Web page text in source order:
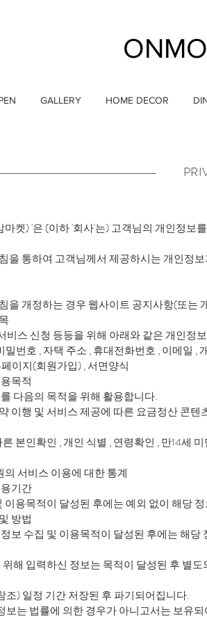
GALLERY HOME DECOR
켓) '은 (이하 '회사'는) 고객님의 개인정보
을 통하여 고객님께서 제공하시는 개인정
을 개정하는 경우 웹사이트 공지사항(또는
비스 신청 등등을 위해 아래와 같은 개인정
밀번호 , 자택 주소 , 휴대전화번호 , 이메일
이지(회원가입) , 서면양식
목적
다음의 목적을 위해 활용합니다.
이행 및 서비스 제공에 따른 요금정산 콘
본인확인 , 개인 식별 , 연령확인 , 만14세
서비스 이용에 대한 통계
기간
이용목적이 달성된 후에는 예외 없이 해당
방법
보 수집 및 이용목적이 달성된 후에는 해
해 입력하신 정보는 목적이 달성된 후 별
조) 일정 기간 저장된 후 파기되어집니다.
보는 법률에 의한 경우가 아니고서는 보유